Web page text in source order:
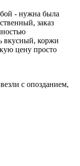
- нужна была
заказ
вкусный, коржи
цену просто
с опозданием,